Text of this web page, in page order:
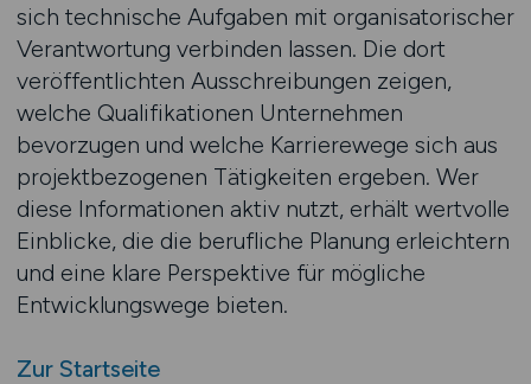
sich technische Aufgaben mit organisatorischer
Verantwortung verbinden lassen. Die dort
veröffentlichten Ausschreibungen zeigen,
welche Qualifikationen Unternehmen
bevorzugen und welche Karrierewege sich aus
projektbezogenen Tätigkeiten ergeben. Wer
diese Informationen aktiv nutzt, erhält wertvolle
Einblicke, die die berufliche Planung erleichtern
und eine klare Perspektive für mögliche
Entwicklungswege bieten.
Zur Startseite